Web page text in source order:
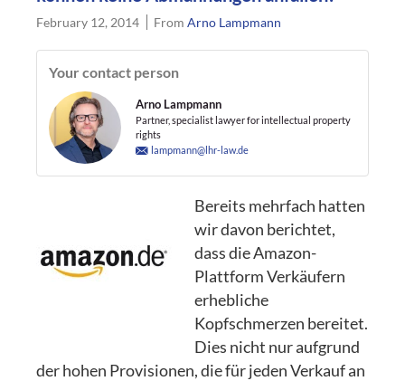
February 12, 2014 FromArno Lampmann
Your contact person
Arno Lampmann
Partner, specialist lawyer for intellectual property
rights
lampmann@lhr-law.de
Bereits mehrfach hatten
wir davon berichtet,
dass die Amazon-
Plattform Verkäufern
erhebliche
Kopfschmerzen bereitet.
Dies nicht nur aufgrund
der hohen Provisionen, die für jeden Verkauf an